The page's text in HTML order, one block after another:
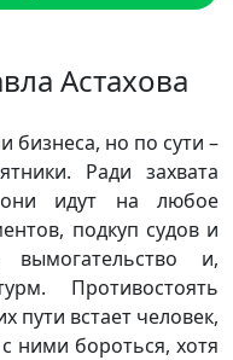
Астахова
бизнеса, но по сути –
Ради захвата
они идут на любое
подкуп судов и
и,
Противостоять
пути встает человек,
ними бороться, хотя